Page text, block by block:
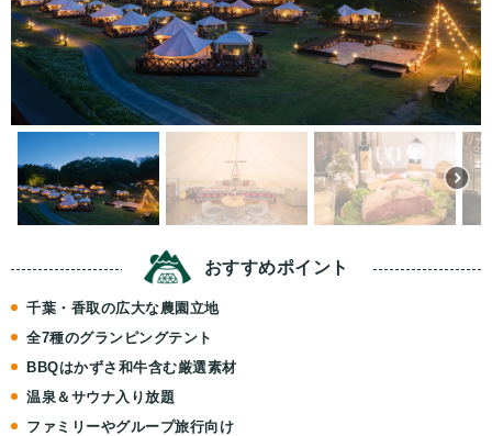
おすすめポイント
千葉・香取の広大な農園立地
全7種のグランピングテント
BBQはかずさ和牛含む厳選素材
温泉＆サウナ入り放題
ファミリーやグループ旅行向け